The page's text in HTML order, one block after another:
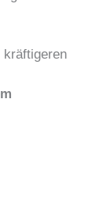
kräftigeren